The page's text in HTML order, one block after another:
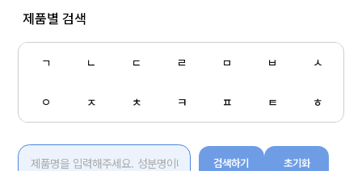
제품별 검색
ㄱ ㄴ ㄷ ㄹ ㅁ ㅂ ㅅ
ㅇ ㅈ ㅊ ㅋ ㅍ ㅌ ㅎ
검색하기 초기화